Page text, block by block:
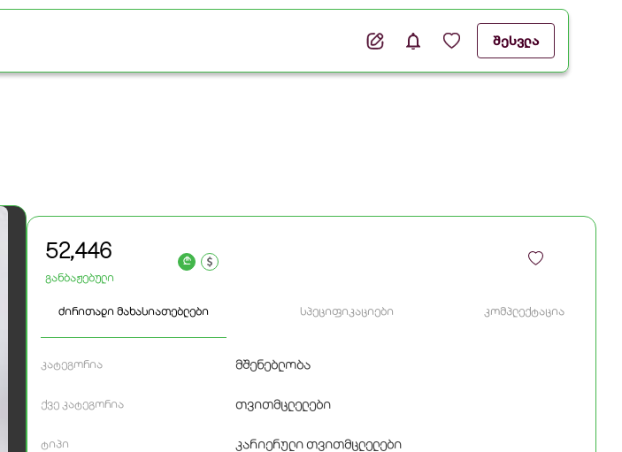
შესვლა
52,446
განბაჟებული
a
ძირითადი მახასიათებლები სპეციფიკაციები კომპლექტაცია
კატეგორია მშენებლობა
ქვე კატეგორია თვითმცლელები
ტიპი კარიერული თვითმცლელები